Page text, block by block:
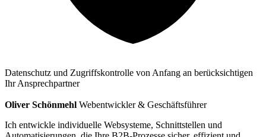
Datenschutz und Zugriffskontrolle von Anfang an berücksichtigen
Ihr Ansprechpartner
Oliver Schönmehl Webentwickler & Geschäftsführer
Ich entwickle individuelle Websysteme, Schnittstellen und